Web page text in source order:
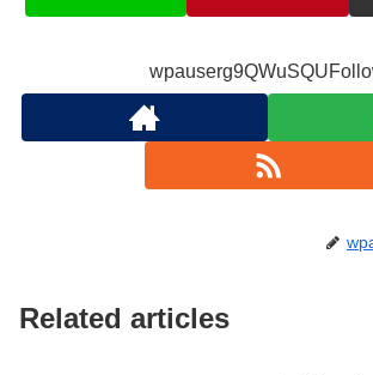
Related articles